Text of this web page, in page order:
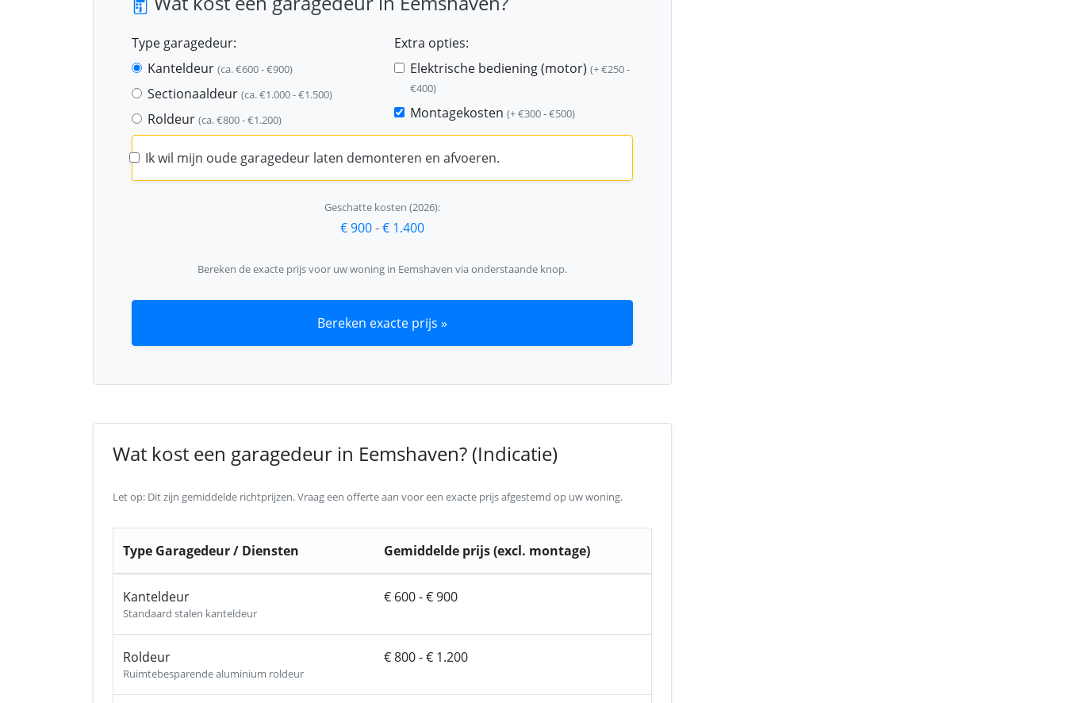
Type garagedeur:
Kanteldeur (ca. €600 - €900)
Sectionaaldeur (ca. €1.000 - €1.500)
Roldeur (ca. €800 - €1.200)
Extra opties:
Elektrische bediening (motor) (+ €250 -
€400)
Montagekosten (+ €300 - €500)
Ik wil mijn oude garagedeur laten demonteren en afvoeren.
Geschatte kosten (2026):
€ 900-€ 1.400
Bereken de exacte prijs voor uw woning in Eemshaven via onderstaande knop.
Bereken exacte prijs »
Wat kost een garagedeur in Eemshaven? (Indicatie)
Let op: Dit zijn gemiddelde richtprijzen. Vraag een offerte aan voor een exacte prijs afgestemd op uw woning.
Type Garagedeur / Diensten Gemiddelde prijs (excl. montage)
Kanteldeur
Standaard stalen kanteldeur
€ 600 - € 900
Roldeur
Ruimtebesparende aluminium roldeur
€ 800 - € 1.200